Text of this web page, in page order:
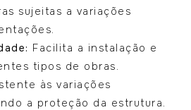
sujeitas a variações
Facilita a instalação e
tipos de obras.
às variações
a proteção da estrutura.